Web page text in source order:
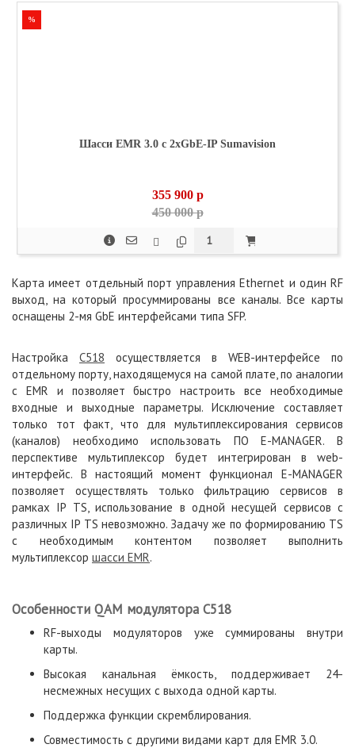
%
Шасси EMR 3.0 с 2xGbE-IP Sumavision
355 900p
450 000 p
Карта имеет отдельный порт управления Ethernet и один RF
выход, на который просуммированы все каналы. Все карты
оснащены 2-мя GbE интерфейсами типа SFP.
Настройка C518 осуществляется в WEB-интерфейсе по
отдельному порту, находящемуся на самой плате, по аналогии
с EMR и позволяет быстро настроить все необходимые
входные и выходные параметры. Исключение составляет
только тот факт, что для мультиплексирования сервисов
(каналов) необходимо использовать ПО E-MANAGER. В
перспективе мультиплексор будет интегрирован в web-
интерфейс. В настоящий момент функционал E-MANAGER
позволяет осуществлять только фильтрацию сервисов в
рамках IP TS, использование в одной несущей сервисов с
различных IP TS невозможно. Задачу же по формированию TS
с необходимым контентом позволяет выполнить
мультиплексор шасси EMR.
Особенности QAM модулятора C518
RF-выходы модуляторов уже суммированы внутри
карты.
Высокая канальная ёмкость, поддерживает 24-
несмежных несущих с выхода одной карты.
Поддержка функции скремблирования.
Совместимость с другими видами карт для EMR 3.0.